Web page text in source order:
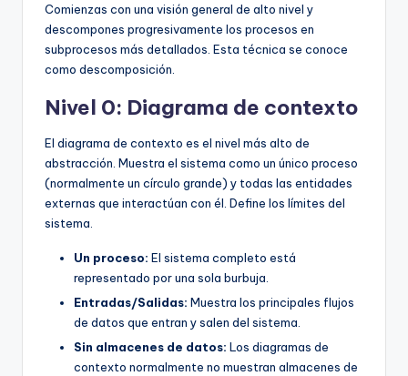
Comienzas con una visión general de alto nivel y
descompones progresivamente los procesos en
subprocesos más detallados. Esta técnica se conoce
como descomposición.
Nivel 0: Diagrama de contexto
El diagrama de contexto es el nivel más alto de
abstracción. Muestra el sistema como un único proceso
(normalmente un círculo grande) y todas las entidades
externas que interactúan con él. Define los límites del
sistema.
Un proceso: El sistema completo está
representado por una sola burbuja.
Entradas/Salidas: Muestra los principales flujos
de datos que entran y salen del sistema.
Sin almacenes de datos: Los diagramas de
contexto normalmente no muestran almacenes de